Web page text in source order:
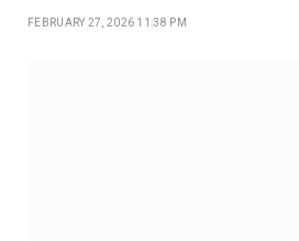
FEBRUARY 27, 2026 11:38 PM